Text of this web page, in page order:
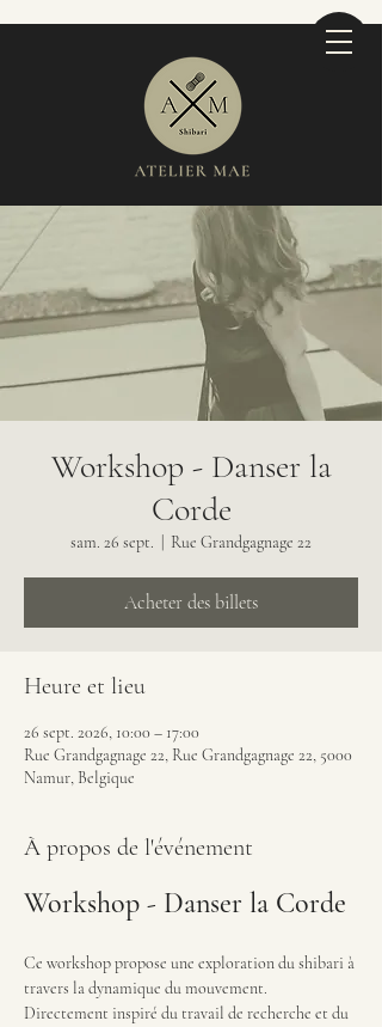
Workshop - Danser la
Corde
sam. 26 sept. Rue Grandgagnage 22
Acheter des billets
Heure et lieu
26 sept. 2026, 10:00 – 17:00
Rue Grandgagnage 22, Rue Grandgagnage 22, 5000
Namur, Belgique
À propos de l'événement
Workshop - Danser la Corde
Ce workshop propose une exploration du shibari à
travers la dynamique du mouvement.
Directement inspiré du travail de recherche et du